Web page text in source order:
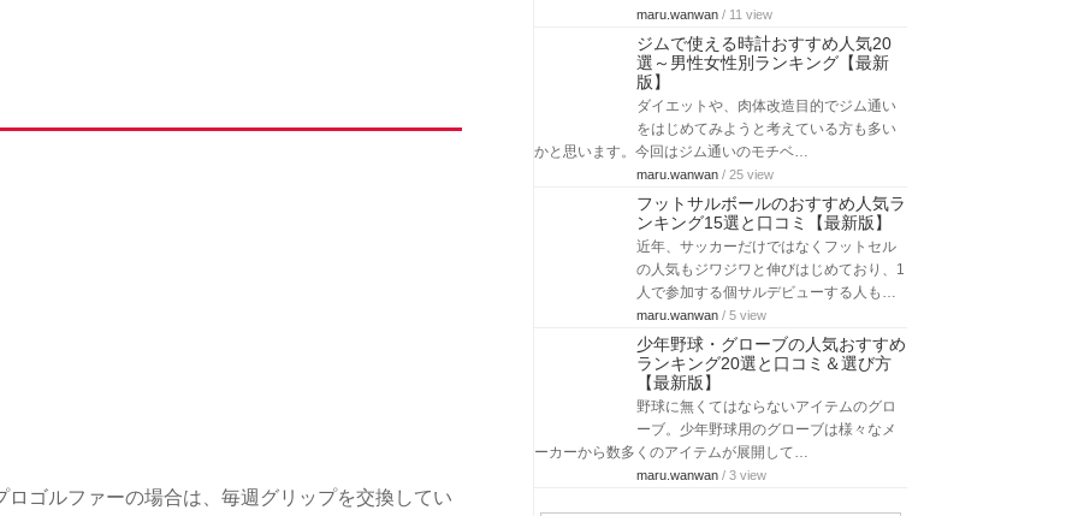
ゴルファーの場合は、毎週グリップを交換してい
maru.wanwan / 11 view
ジムで使える時計おすすめ人気20
選～男性女性別ランキング【最新
版】
ダイエットや、肉体改造目的でジム通い
をはじめてみようと考えている方も多い
かと思います。今回はジム通いのモチベ…
maru.wanwan / 25 view
フットサルボールのおすすめ人気ラ
ンキング15選と口コミ【最新版】
近年、サッカーだけではなくフットセル
の人気もジワジワと伸びはじめており、1
人で参加する個サルデビューする人も…
maru.wanwan / 5 view
少年野球・グローブの人気おすすめ
ランキング20選と口コミ＆選び方
【最新版】
野球に無くてはならないアイテムのグロ
ーブ。少年野球用のグローブは様々なメ
ーカーから数多くのアイテムが展開して…
maru.wanwan / 3 view